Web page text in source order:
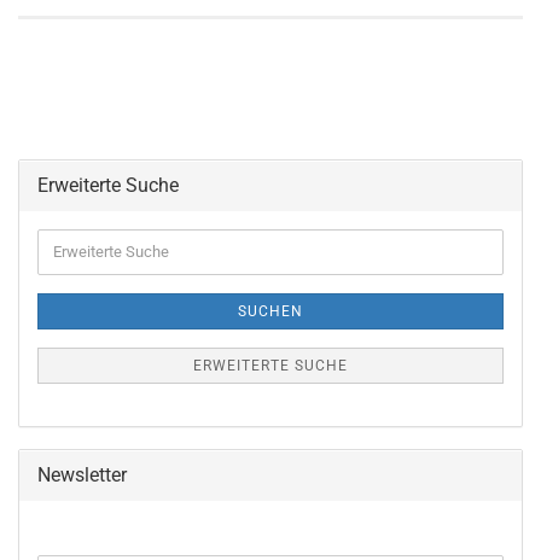
Erweiterte Suche
Suche
SUCHEN
ERWEITERTE SUCHE
Newsletter